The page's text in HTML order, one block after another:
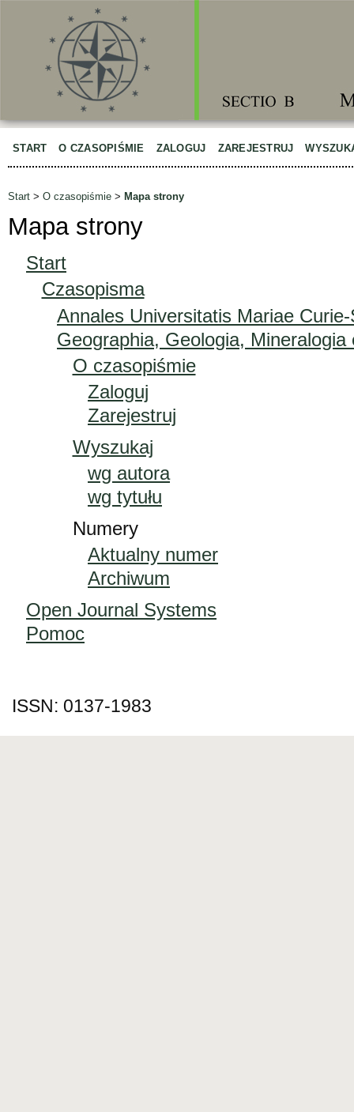
START O CZASOPIŚMIE ZALOGUJ ZAREJESTRUJ
Start > O czasopiśmie > Mapa strony
Mapa strony
Start
Czasopisma
Annales Universitatis Mariae
Geographia, Geologia, Mineralogia
O czasopiśmie
Zaloguj
Zarejestruj
Wyszukaj
wg autora
wg tytułu
Numery
Aktualny numer
Archiwum
Open Journal Systems
Pomoc
ISSN: 0137-1983